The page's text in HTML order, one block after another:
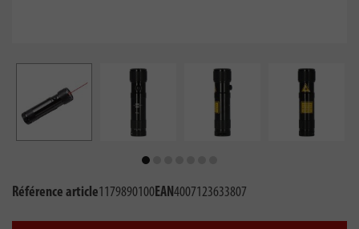
Référence article1179890100EAN4007123633807